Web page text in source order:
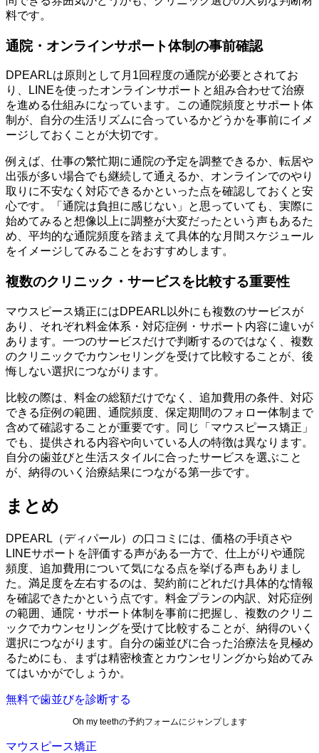
料です。
通院・オンラインサポート体制の事前確認
DPEARLは原則として月1回程度の通院が必要とされてお
り、LINEを使ったオンラインサポートと組み合わせて治療
を進める仕組みになっています。この通院頻度とサポート体
制が、自分の生活リズムに合っているかどうかを事前にイメ
ージしておくことが大切です。
例えば、仕事の繁忙期に通院の予定を調整できるか、転居や
出張が多い場合でも継続して通えるか、オンラインでのやり
取りに不安なく対応できるかといった点を確認しておくと安
心です。「通院は負担に感じない」と思っていても、実際に
始めてみると想像以上に調整が大変だったという声もあるた
め、平均的な通院頻度を踏まえて具体的な月間スケジュール
をイメージしてみることをおすすめします。
複数のクリニック・サービスを比較する重要性
マウスピース矯正にはDPEARL以外にも複数のサービスが
あり、それぞれ料金体系・対応症例・サポート内容に違いが
あります。一つのサービスだけで判断するのではなく、複数
のクリニックでカウンセリングを受けて比較することが、後
悔しない選択につながります。
比較の際は、料金の総額だけでなく、追加費用の条件、対応
できる症例の範囲、通院頻度、保定期間のフォロー体制まで
含めて確認することが重要です。同じ「マウスピース矯正」
でも、提供される内容や向いている人の特徴は異なります。
自分の歯並びと生活スタイルに合ったサービスを選ぶこと
が、納得のいく治療結果につながる第一歩です。
まとめ
DPEARL（ディパール）の口コミには、価格の手頃さや
LINEサポートを評価する声がある一方で、仕上がりや通院
頻度、追加費用について気になる点を挙げる声もありまし
た。満足度を左右するのは、契約前にどれだけ具体的な情報
を確認できたかという点です。料金プランの内訳、対応症例
の範囲、通院・サポート体制を事前に把握し、複数のクリニ
ックでカウンセリングを受けて比較することが、納得のいく
選択につながります。自分の歯並びに合った治療法を見極め
るためにも、まずは精密検査とカウンセリングから始めてみ
てはいかがでしょうか。
無料で歯並びを診断する
Oh my teethの予約フォームにジャンプします
マウスピース矯正